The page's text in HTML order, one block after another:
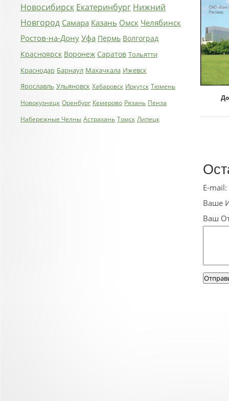
Новосибирск Екатеринбург Нижний
Новгород Самара Казань Омск Челябинск
Ростов-на-Дону Уфа Пермь Волгоград
Красноярск Воронеж Саратов Тольятти
Краснодар Барнаул Махачкала Ижевск
Ярославль Ульяновск Хабаровск Иркутск Тюмень
Новокузнецк Оренбург Кемерово Рязань Пенза
Набережные Челны Астрахань Томск Липецк
E-mail:
Ваше
Ваш